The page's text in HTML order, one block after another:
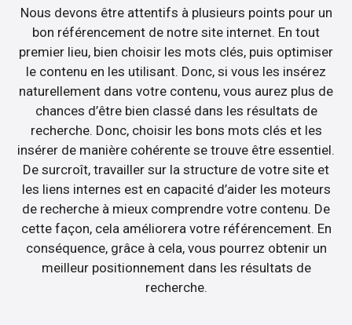
Nous devons être attentifs à plusieurs points pour un
bon référencement de notre site internet. En tout
premier lieu, bien choisir les mots clés, puis optimiser
le contenu en les utilisant. Donc, si vous les insérez
naturellement dans votre contenu, vous aurez plus de
chances d’être bien classé dans les résultats de
recherche. Donc, choisir les bons mots clés et les
insérer de manière cohérente se trouve être essentiel.
De surcroît, travailler sur la structure de votre site et
les liens internes est en capacité d’aider les moteurs
de recherche à mieux comprendre votre contenu. De
cette façon, cela améliorera votre référencement. En
conséquence, grâce à cela, vous pourrez obtenir un
meilleur positionnement dans les résultats de
recherche.